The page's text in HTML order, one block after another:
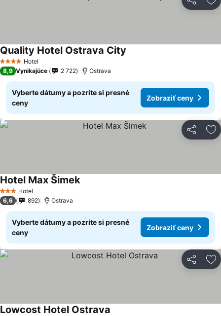
Zdieľať
4 Počet hviezdičiek
Hotel
Quality Hotel Ostrava City
8,9 Vynikajúce 2 722 Ostrava
Vyberte dátumy a pozrite si presné
ceny
Zobraziť ceny
Zdieľať
3 Počet hviezdičiek
Hotel
Hotel Max Šimek
6,6 892 Ostrava
Vyberte dátumy a pozrite si presné
ceny
Zobraziť ceny
Zdieľať
Lowcost Hotel Ostrava